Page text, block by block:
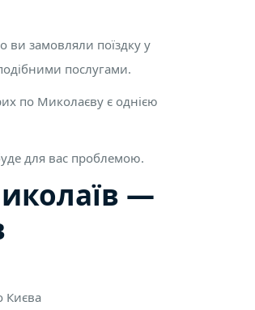
ви замовляли поїздку у
послугами.
по Миколаєву є однією
для вас проблемою.
—
Києва